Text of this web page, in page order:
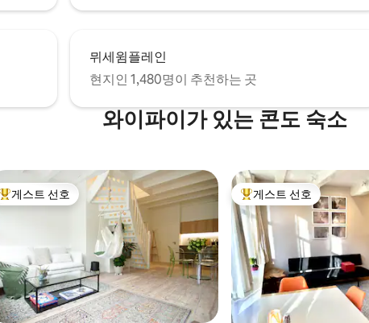
뮈세윔플레인
현지인 1,480명이 추천하는 곳
와이파이가 있는 콘도 숙소
상위 게스트 선호
게스트 선호 상위 게스트 선호
게스트 선호